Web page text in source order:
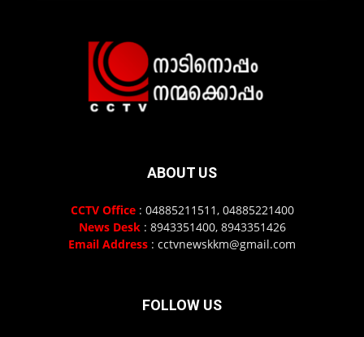
ABOUT US
CCTV Office: 04885211511, 04885221400
News Desk: 8943351400, 8943351426
Email Address : cctvnewskkm@gmail.com
FOLLOW US